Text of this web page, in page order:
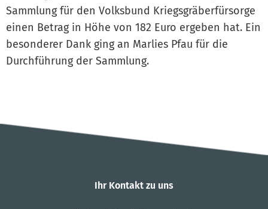
Sammlung für den Volksbund Kriegsgräberfürsorge
einen Betrag in Höhe von 182 Euro ergeben hat. Ein
besonderer Dank ging an Marlies Pfau für die
Durchführung der Sammlung.
Ihr Kontakt zu uns